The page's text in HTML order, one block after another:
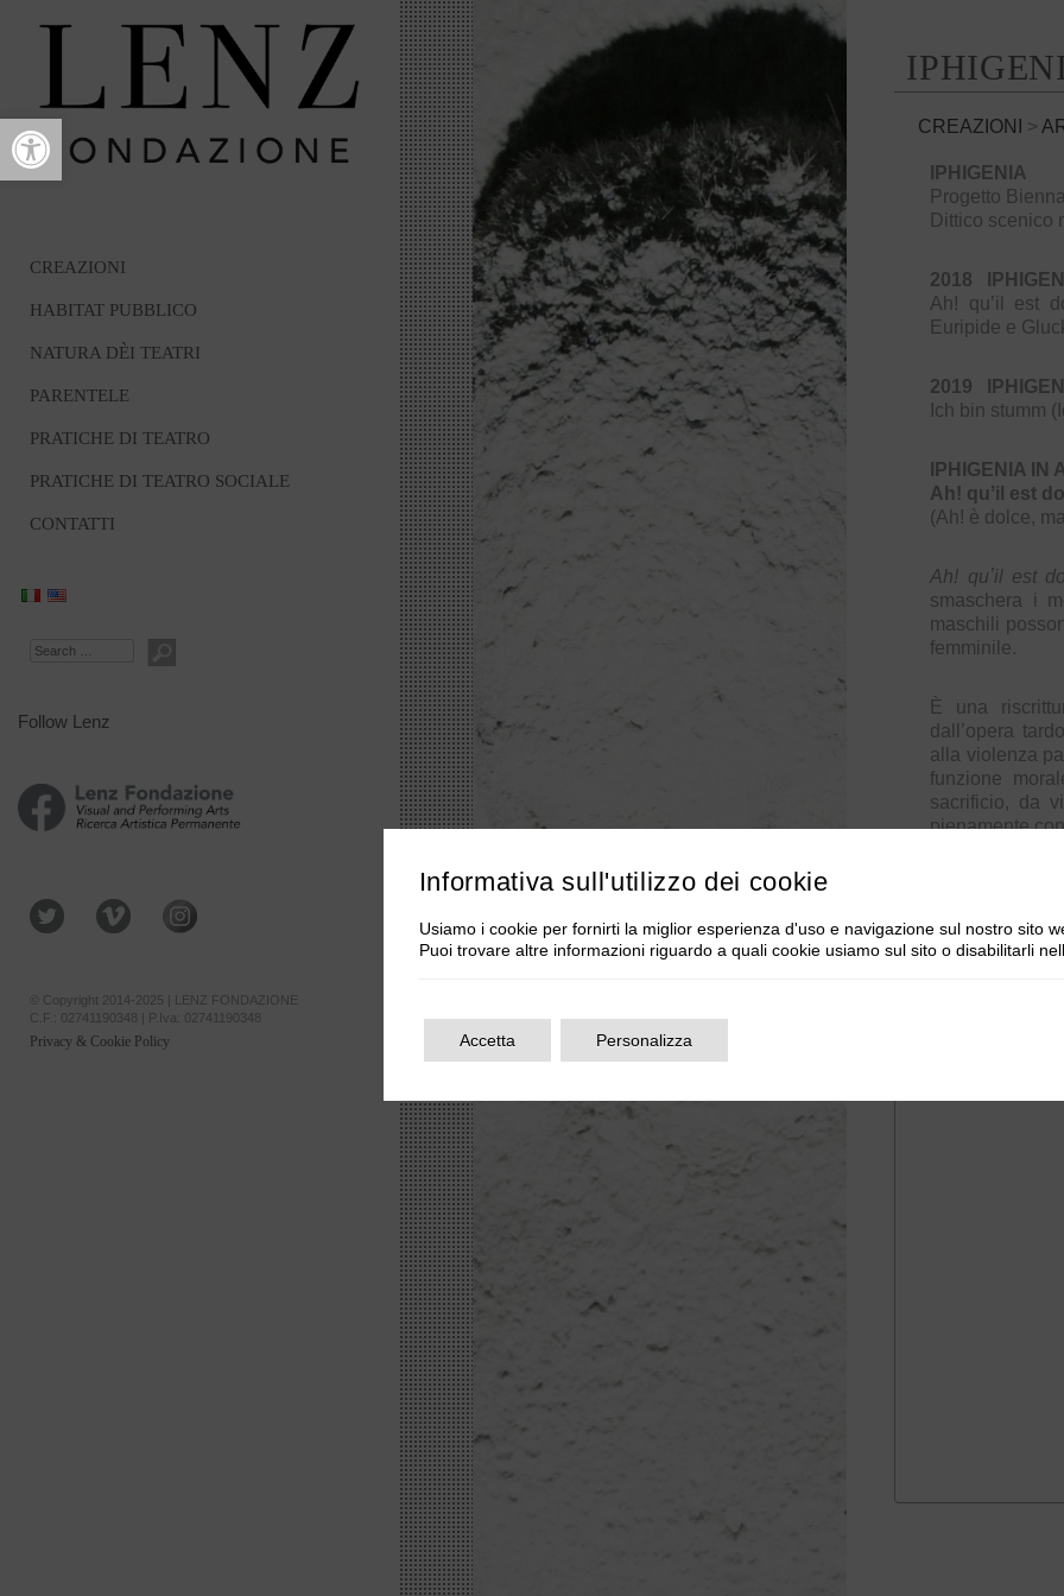
Open toolbar
CREAZIONI
HABITAT PUBBLICO
NATURA DÈI TEATRI
PARENTELE
PRATICHE DI TEATRO
PRATICHE DI TEATRO SOCIALE
CONTATTI
Follow Lenz
© Copyright 2014-2025 | LENZ FONDAZIONE
C.F.: 02741190348 | P.Iva: 02741190348
Privacy & Cookie Policy
CREAZIONI >
IPHIGENIA
Progetto
Dittico scenico
2018
Ah! quʼil est
Euripide e
2019
Ich bin stumm
IPHIGENIA IN
Ah! quʼil est
(Ah! è dolce,
Ah! quʼil est
smaschera i
maschili
femminile.
È una
dall’opera
alla violenza
funzione
sacrificio, da
pienamente
L’opera è
dalla critica
giovane
basso Eugenio
Informativa sull'utilizzo dei cookie
Usiamo i cookie per fornirti la miglior esperienza d'uso e navigazione sul nostro sito
Puoi trovare altre informazioni riguardo a quali cookie usiamo sul sito o disabilitarli
Accetta Personalizza